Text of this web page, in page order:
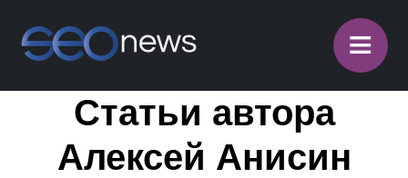
≡
Статьи автора
Алексей Анисин